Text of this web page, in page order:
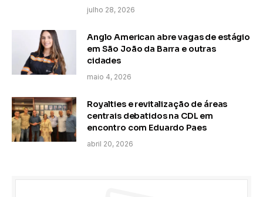
julho 28, 2026
Anglo American abre vagas de estágio
em São João da Barra e outras
cidades
maio 4, 2026
Royalties e revitalização de áreas
centrais debatidos na CDL em
encontro com Eduardo Paes
abril 20, 2026